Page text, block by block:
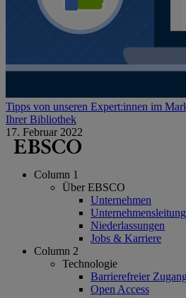
Tipps von unseren Expert:innen im
Ihrer Bibliothek
17. Februar 2022
Column 1
Über EBSCO
Unternehmen
Unternehmensleitung
Niederlassungen
Jobs & Karriere
Column 2
Technologie
Barrierefreier Zugang
Open Access